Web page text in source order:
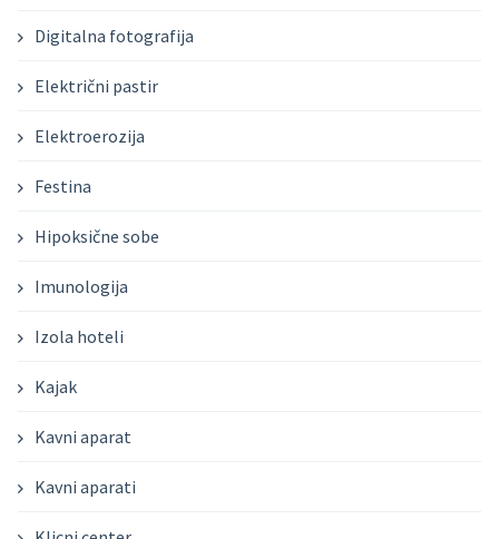
Digitalna fotografija
Električni pastir
Elektroerozija
Festina
Hipoksične sobe
Imunologija
Izola hoteli
Kajak
Kavni aparat
Kavni aparati